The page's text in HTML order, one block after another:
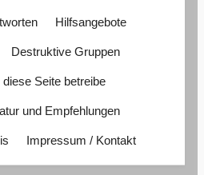
Hilfsangebote
Destruktive Gruppen
Seite betreibe
und Empfehlungen
Impressum / Kontakt